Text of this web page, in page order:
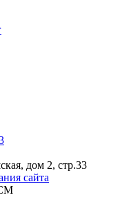
дом 2, стр.33
сайта